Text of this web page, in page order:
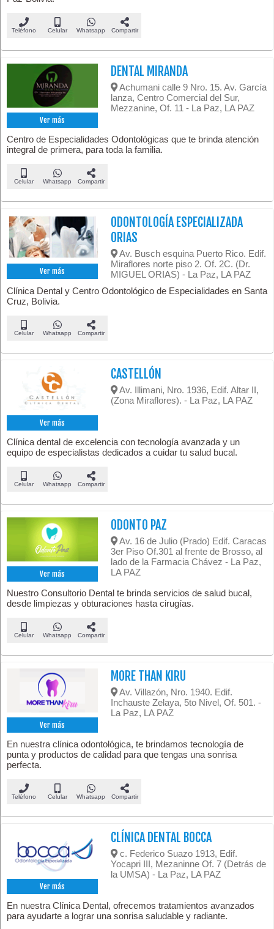
Teléfono Celular Whatsapp Compartir
Ver más
DENTAL MIRANDA
Achumani calle 9 Nro. 15. Av. García
lanza, Centro Comercial del Sur,
Mezzanine, Of. 11 - La Paz, LA PAZ
Centro de Especialidades Odontológicas que te brinda atención
integral de primera, para toda la familia.
Celular Whatsapp Compartir
Ver más
ODONTOLOGÍA ESPECIALIZADA
ORIAS
Av. Busch esquina Puerto Rico. Edif.
Miraflores norte piso 2. Of. 2C. (Dr.
MIGUEL ORIAS) - La Paz, LA PAZ
Clínica Dental y Centro Odontológico de Especialidades en Santa
Cruz, Bolivia.
Celular Whatsapp Compartir
Ver más
CASTELLÓN
Av. Illimani, Nro. 1936, Edif. Altar II,
(Zona Miraflores). - La Paz, LA PAZ
Clínica dental de excelencia con tecnología avanzada y un
equipo de especialistas dedicados a cuidar tu salud bucal.
Celular Whatsapp Compartir
Ver más
ODONTO PAZ
Av. 16 de Julio (Prado) Edif. Caracas
3er Piso Of.301 al frente de Brosso, al
lado de la Farmacia Chávez - La Paz,
LA PAZ
Nuestro Consultorio Dental te brinda servicios de salud bucal,
desde limpiezas y obturaciones hasta cirugías.
Celular Whatsapp Compartir
Ver más
MORE THAN KIRU
Av. Villazón, Nro. 1940. Edif.
Inchauste Zelaya, 5to Nivel, Of. 501. -
La Paz, LA PAZ
En nuestra clínica odontológica, te brindamos tecnología de
punta y productos de calidad para que tengas una sonrisa
perfecta.
Teléfono Celular Whatsapp Compartir
Ver más
CLÍNICA DENTAL BOCCA
c. Federico Suazo 1913, Edif.
Yocapri III, Mezaninne Of. 7 (Detrás de
la UMSA) - La Paz, LA PAZ
En nuestra Clínica Dental, ofrecemos tratamientos avanzados
para ayudarte a lograr una sonrisa saludable y radiante.